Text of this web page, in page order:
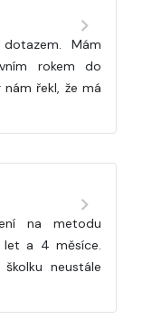
Mám
rokem do
řekl, že má
na metodu
a 4 měsíce.
neustále